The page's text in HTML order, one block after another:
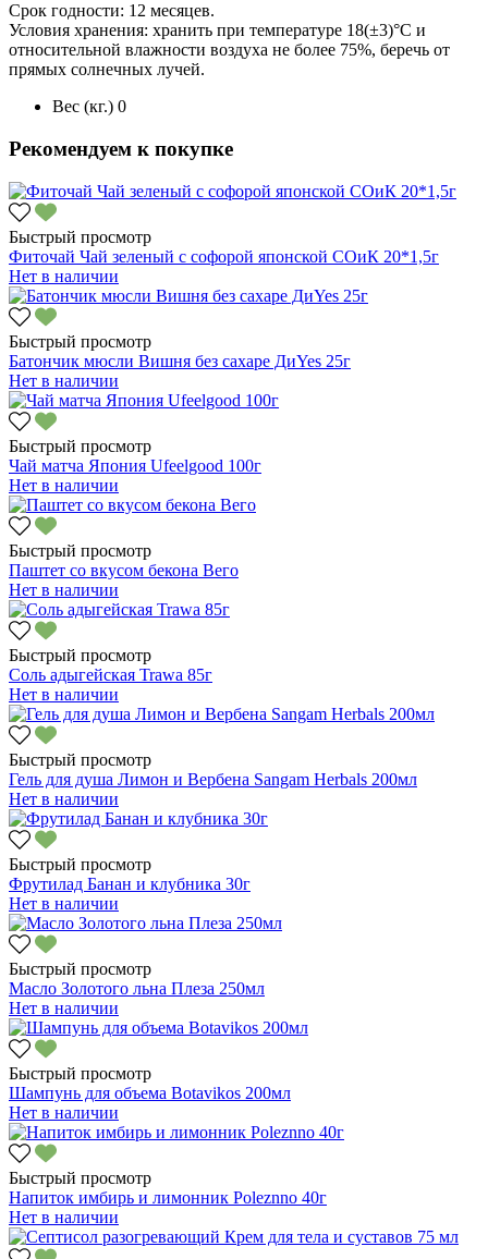
Срок годности: 12 месяцев.
Условия хранения: хранить при температуре 18(±3)°С и
относительной влажности воздуха не более 75%, беречь от
прямых солнечных лучей.
Вес (кг.) 0
Рекомендуем к покупке
Быстрый просмотр
Фиточай Чай зеленый с софорой японской СОиК 20*1,5г
Нет в наличии
Быстрый просмотр
Батончик мюсли Вишня без сахаре ДиYes 25г
Нет в наличии
Быстрый просмотр
Чай матча Япония Ufeelgood 100г
Нет в наличии
Быстрый просмотр
Паштет со вкусом бекона Вего
Нет в наличии
Быстрый просмотр
Соль адыгейская Trawa 85г
Нет в наличии
Быстрый просмотр
Гель для душа Лимон и Вербена Sangam Herbals 200мл
Нет в наличии
Быстрый просмотр
Фрутилад Банан и клубника 30г
Нет в наличии
Быстрый просмотр
Масло Золотого льна Плеза 250мл
Нет в наличии
Быстрый просмотр
Шампунь для объема Botavikos 200мл
Нет в наличии
Быстрый просмотр
Напиток имбирь и лимонник Poleznno 40г
Нет в наличии